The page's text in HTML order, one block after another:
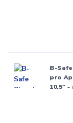
B-
pro
10.5" -